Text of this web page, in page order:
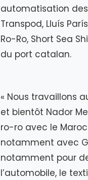
automatisation
Transpod, Lluís
Ro-Ro, Short Sea
du port catalan.
« Nous travaillons
et bientôt Nador
ro-ro avec le
notamment avec
notamment pour
l’automobile, le